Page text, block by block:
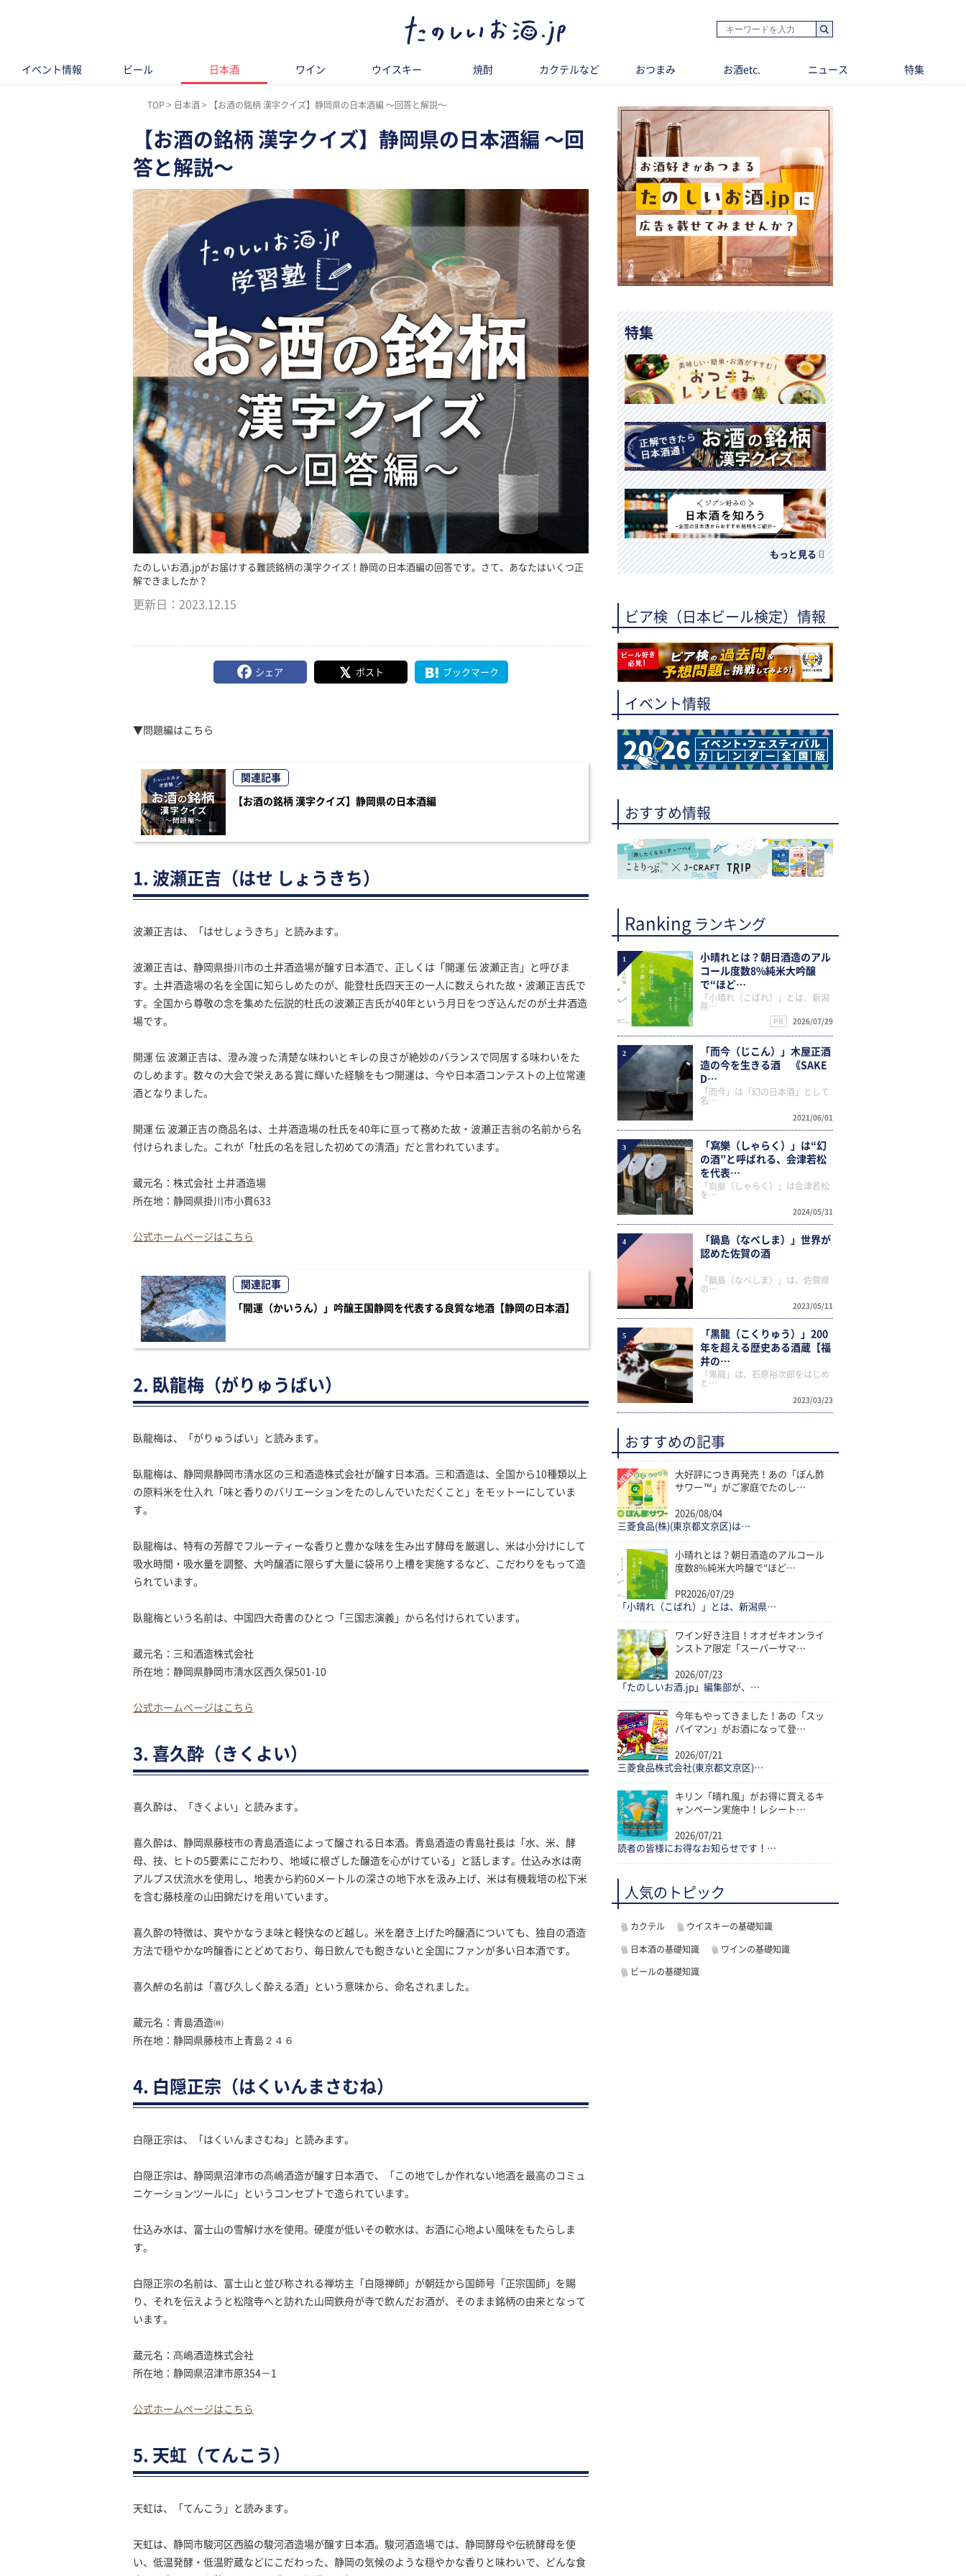
イベント情報 ビール 日本酒 ワイン ウイスキー 焼酎 カクテルなど おつまみ お酒etc. ニュース 特集
TOP 日本酒 【お酒の銘柄 漢字クイズ】静岡県の日本酒編 〜回答と解説〜
【お酒の銘柄 漢字クイズ】静岡県の日本酒編 〜回
答と解説〜
たのしいお酒.jpがお届けする難読銘柄の漢字クイズ！静岡の日本酒編の回答です。さて、あなたはいくつ正
解できましたか？
更新日： 2023.12.15
シェア ポスト ブックマーク
▼問題編はこちら
関連記事
【お酒の銘柄 漢字クイズ】静岡県の日本酒編
1. 波瀬正吉（はせ しょうきち）
波瀬正吉は、「はせしょうきち」と読みます。
波瀬正吉は、静岡県掛川市の土井酒造場が醸す日本酒で、正しくは「開運 伝 波瀬正吉」と呼びま
す。土井酒造場の名を全国に知らしめたのが、能登杜氏四天王の一人に数えられた故・波瀬正吉氏で
す。全国から尊敬の念を集めた伝説的杜氏の波瀬正吉氏が40年という月日をつぎ込んだのが土井酒造
場です。
開運 伝 波瀬正吉は、澄み渡った清楚な味わいとキレの良さが絶妙のバランスで同居する味わいをた
のしめます。数々の大会で栄えある賞に輝いた経験をもつ開運は、今や日本酒コンテストの上位常連
酒となりました。
開運 伝 波瀬正吉の商品名は、土井酒造場の杜氏を40年に亘って務めた故・波瀬正吉翁の名前から名
付けられました。これが「杜氏の名を冠した初めての清酒」だと言われています。
蔵元名：株式会社 土井酒造場
所在地：静岡県掛川市小貫633
公式ホームページはこちら
関連記事
「開運（かいうん）」吟醸王国静岡を代表する良質な地酒【静岡の日本酒】
2. 臥龍梅（がりゅうばい）
臥龍梅は、「がりゅうばい」と読みます。
臥龍梅は、静岡県静岡市清水区の三和酒造株式会社が醸す日本酒。三和酒造は、全国から10種類以上
の原料米を仕入れ「味と香りのバリエーションをたのしんでいただくこと」をモットーにしていま
す。
臥龍梅は、特有の芳醇でフルーティーな香りと豊かな味を生み出す酵母を厳選し、米は小分けにして
吸水時間・吸水量を調整、大吟醸酒に限らず大量に袋吊り上槽を実施するなど、こだわりをもって造
られています。
臥龍梅という名前は、中国四大奇書のひとつ「三国志演義」から名付けられています。
蔵元名：三和酒造株式会社
所在地：静岡県静岡市清水区西久保501-10
公式ホームページはこちら
3. 喜久酔（きくよい）
喜久酔は、「きくよい」と読みます。
喜久酔は、静岡県藤枝市の青島酒造によって醸される日本酒。青島酒造の青島社長は「水、米、酵
母、技、ヒトの5要素にこだわり、地域に根ざした醸造を心がけている」と話します。仕込み水は南
アルプス伏流水を使用し、地表から約60メートルの深さの地下水を汲み上げ、米は有機栽培の松下米
を含む藤枝産の山田錦だけを用いています。
喜久酔の特徴は、爽やかなうま味と軽快なのど越し。米を磨き上げた吟醸酒についても、独自の酒造
方法で穏やかな吟醸香にとどめており、毎日飲んでも飽きないと全国にファンが多い日本酒です。
喜久醉の名前は「喜び久しく酔える酒」という意味から、命名されました。
蔵元名：青島酒造㈱
所在地：静岡県藤枝市上青島２４６
4. 白隠正宗（はくいんまさむね）
白隠正宗は、「はくいんまさむね」と読みます。
白隠正宗は、静岡県沼津市の髙嶋酒造が醸す日本酒で、「この地でしか作れない地酒を最高のコミュ
ニケーションツールに」というコンセプトで造られています。
仕込み水は、富士山の雪解け水を使用。硬度が低いその軟水は、お酒に心地よい風味をもたらしま
す。
白隠正宗の名前は、富士山と並び称される禅坊主「白隠禅師」が朝廷から国師号「正宗国師」を賜
り、それを伝えようと松陰寺へと訪れた山岡鉄舟が寺で飲んだお酒が、そのまま銘柄の由来となって
います。
蔵元名：髙嶋酒造株式会社
所在地：静岡県沼津市原354－1
公式ホームページはこちら
5. 天虹（てんこう）
天虹は、「てんこう」と読みます。
天虹は、静岡市駿河区西脇の駿河酒造場が醸す日本酒。駿河酒造場では、静岡酵母や伝統酵母を使
い、低温発酵・低温貯蔵などにこだわった、静岡の気候のような穏やかな香りと味わいで、どんな食
特集
もっと見る
ビア検（日本ビール検定）情報
イベント情報
おすすめ情報
Ranking ランキング
1
小晴れとは？朝日酒造のアル
コール度数8%純米大吟醸
で“ほど…
PR 2026/07/29
「小晴れ（こばれ）」とは、新潟
県…
2
「而今（じこん）」木屋正酒
造の今を生きる酒 《SAKE
D…
2021/06/01
「而今」は「幻の日本酒」として
名…
3
「寫樂（しゃらく）」は“幻
の酒”と呼ばれる、会津若松
を代表…
2024/05/31
「寫樂（しゃらく）」は会津若松
を…
4
「鍋島（なべしま）」世界が
認めた佐賀の酒
2023/05/11
「鍋島（なべしま）」は、佐賀県
の…
5
「黒龍（こくりゅう）」200
年を超える歴史ある酒蔵【福
井の…
2023/03/23
「黒龍」は、石原裕次郎をはじめ
と…
おすすめの記事
大好評につき再発売！あの「ぽん酢
サワー™」がご家庭でたのし…
2026/08/04
三菱食品(株)(東京都文京区)は…
小晴れとは？朝日酒造のアルコール
度数8%純米大吟醸で“ほど…
PR2026/07/29
「小晴れ（こばれ）」とは、新潟県…
ワイン好き注目！オオゼキオンライ
ンストア限定「スーパーサマ…
2026/07/23
「たのしいお酒.jp」編集部が、…
今年もやってきました！あの「スッ
パイマン」がお酒になって登…
2026/07/21
三菱食品株式会社(東京都文京区)…
キリン「晴れ風」がお得に買えるキ
ャンペーン実施中！レシート…
2026/07/21
読者の皆様にお得なお知らせです！…
人気のトピック
カクテル ウイスキーの基礎知識
日本酒の基礎知識 ワインの基礎知識
ビールの基礎知識